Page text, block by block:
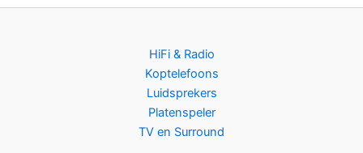
HiFi & Radio
Koptelefoons
Luidsprekers
Platenspeler
TV en Surround